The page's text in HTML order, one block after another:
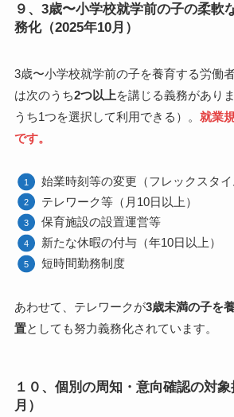
９、3歳〜小学校就学前の子の柔軟
務化（2025年10月）
3歳〜小学校就学前の子を養育する労働
は次のうち2つ以上を講じる義務があり
うち1つを選択して利用できる）。 就業
です。
始業時刻等の変更（フレックスタイ
テレワーク等（月10日以上）
保育施設の設置運営等
新たな休暇の付与（年10日以上）
短時間勤務制度
あわせて、テレワークが3歳未満の子を
置としても努力義務化されています。
１０、個別の周知・意向確認の対
月）